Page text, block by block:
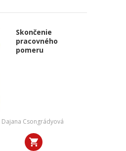
Skončenie
pracovného
pomeru
Dajana Csongrádyová